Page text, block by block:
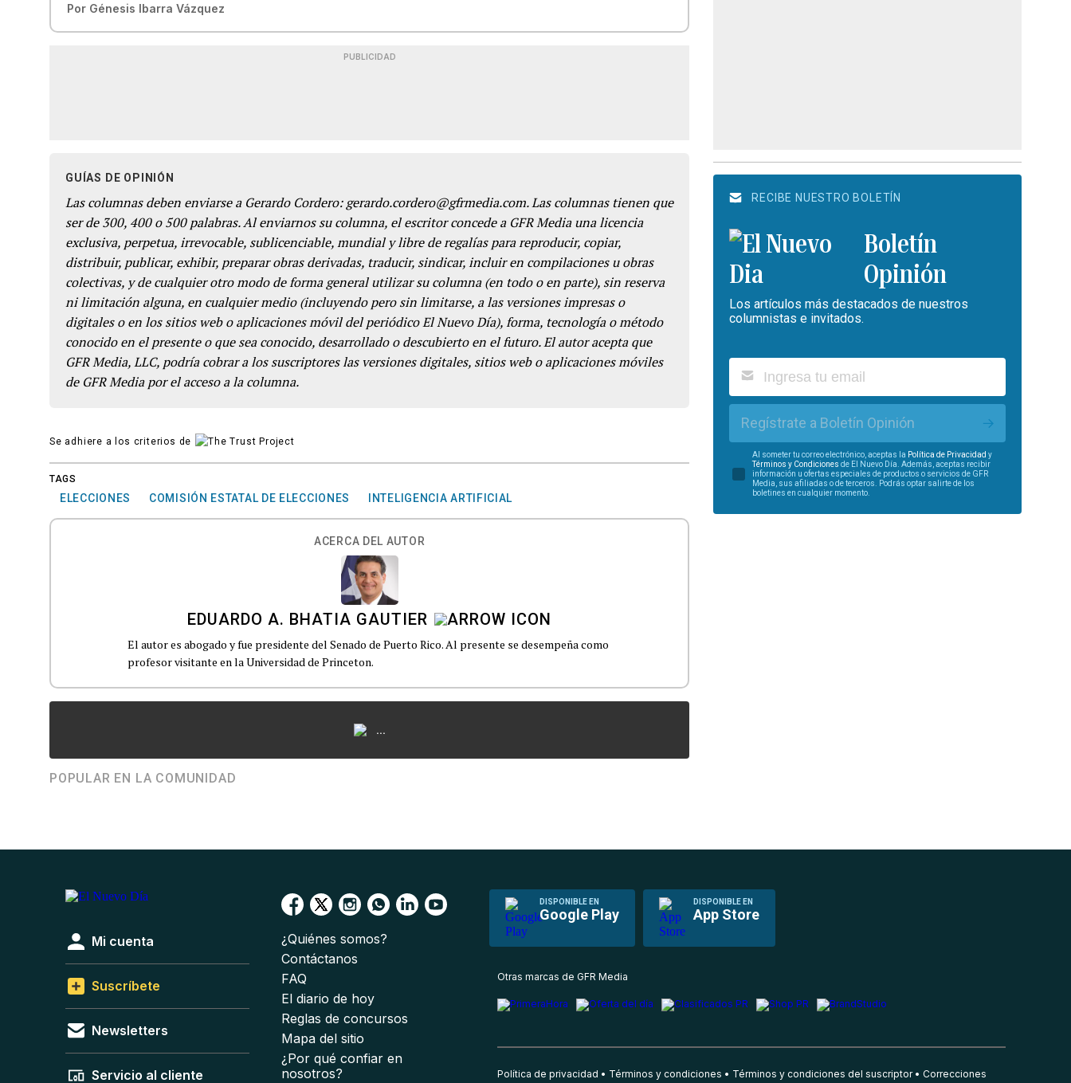
Por Génesis Ibarra Vázquez
PUBLICIDAD
GUÍAS DE OPINIÓN
Las columnas deben enviarse a Gerardo Cordero: gerardo.cordero@gfrmedia.com. Las columnas tienen que
ser de 300, 400 o 500 palabras. Al enviarnos su columna, el escritor concede a GFR Media una licencia
exclusiva, perpetua, irrevocable, sublicenciable, mundial y libre de regalías para reproducir, copiar,
distribuir, publicar, exhibir, preparar obras derivadas, traducir, sindicar, incluir en compilaciones u obras
colectivas, y de cualquier otro modo de forma general utilizar su columna (en todo o en parte), sin reserva
ni limitación alguna, en cualquier medio (incluyendo pero sin limitarse, a las versiones impresas o
digitales o en los sitios web o aplicaciones móvil del periódico El Nuevo Día), forma, tecnología o método
conocido en el presente o que sea conocido, desarrollado o descubierto en el futuro. El autor acepta que
GFR Media, LLC, podría cobrar a los suscriptores las versiones digitales, sitios web o aplicaciones móviles
de GFR Media por el acceso a la columna.
Se adhiere a los criterios de
TAGS
ELECCIONES COMISIÓN ESTATAL DE ELECCIONES INTELIGENCIA ARTIFICIAL
ACERCA DEL AUTOR
EDUARDO A. BHATIA GAUTIER
El autor es abogado y fue presidente del Senado de Puerto Rico. Al presente se desempeña como
profesor visitante en la Universidad de Princeton.
...
POPULAR EN LA COMUNIDAD
RECIBE NUESTRO BOLETÍN
Boletín
Opinión
Los artículos más destacados de nuestros
columnistas e invitados.
Regístrate a Boletín Opinión
Al someter tu correo electrónico, aceptas la Política de Privacidad y
Términos y Condiciones de El Nuevo Día. Además, aceptas recibir
información u ofertas especiales de productos o servicios de GFR
Media, sus afiliadas o de terceros. Podrás optar salirte de los
boletines en cualquier momento.
DISPONIBLE EN
Google Play
DISPONIBLE EN
App Store
Mi cuenta
Suscríbete
Newsletters
Servicio al cliente
¿Quiénes somos?
Contáctanos
FAQ
El diario de hoy
Reglas de concursos
Mapa del sitio
¿Por qué confiar en
nosotros?
Otras marcas de GFR Media
Política de privacidad Términos y condiciones Términos y condiciones del suscriptor Correcciones